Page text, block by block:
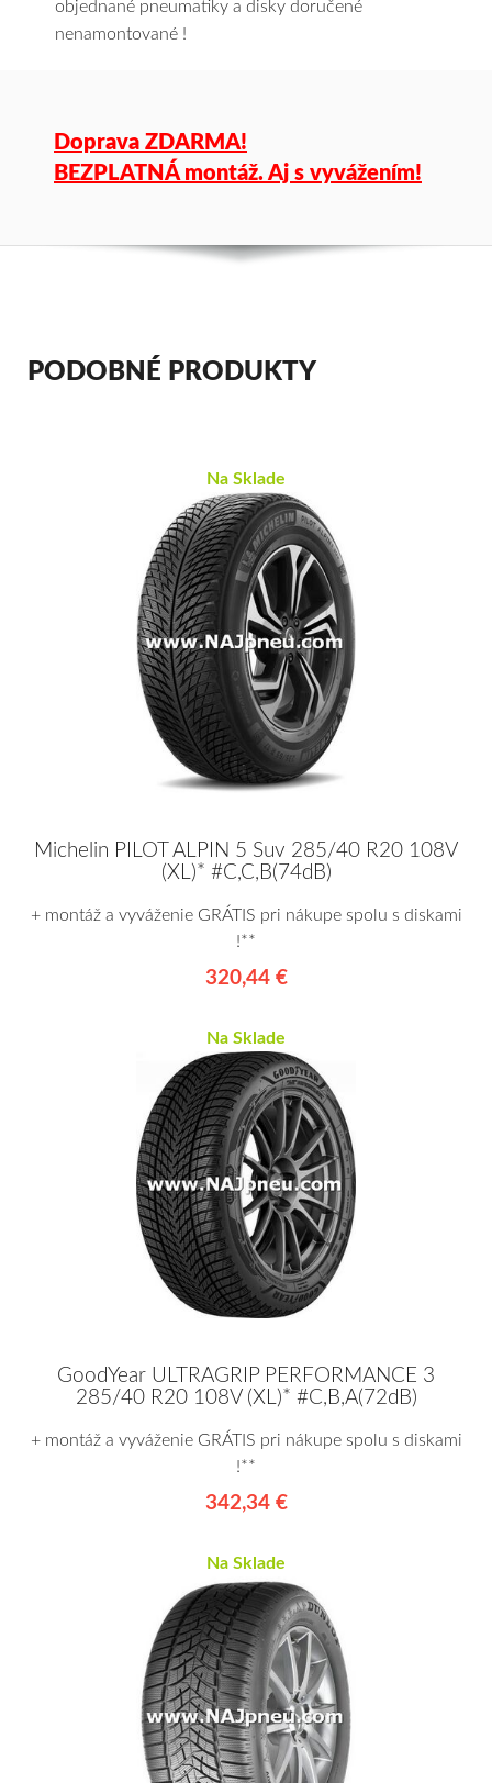
objednané pneumatiky a disky doručené
nenamontované !
Doprava ZDARMA!
BEZPLATNÁ montáž. Aj s vyvážením!
PODOBNÉ PRODUKTY
Na Sklade
Michelin PILOT ALPIN 5 Suv 285/40 R20 108V
(XL)* #C,C,B(74dB)
+ montáž a vyváženie GRÁTIS pri nákupe spolu s diskami
!**
320,44 €
Na Sklade
GoodYear ULTRAGRIP PERFORMANCE 3
285/40 R20 108V (XL)* #C,B,A(72dB)
+ montáž a vyváženie GRÁTIS pri nákupe spolu s diskami
!**
342,34 €
Na Sklade